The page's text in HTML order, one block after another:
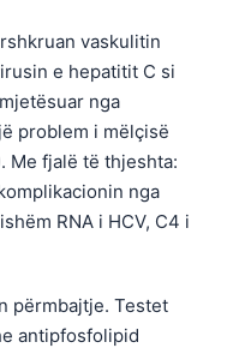
vaskulitin
e hepatitit C si
nga
problem i mëlçisë
Me fjalë të thjeshta:
nga
RNA i HCV, C4 i
përmbajtje. Testet
antipfosfolipid